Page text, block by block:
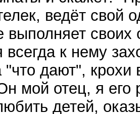
ведёт свой
своих
к нему
"что дают", крохи
мой отец, я его
детей,